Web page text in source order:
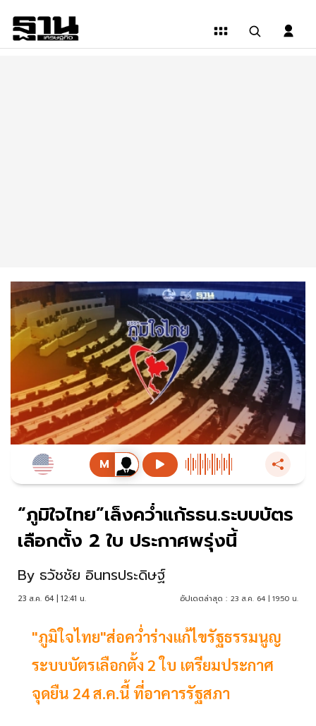
“ภูมิใจไทย”เล็งคว่ำแก้รธน.ระบบบัตร
เลือกตั้ง 2 ใบ ประกาศพรุ่งนี้
By ธวัชชัย อินทรประดิษฐ์
23 ส.ค. 64 | 12:41 น. อัปเดตล่าสุด : 23 ส.ค. 64 | 19:50 น.
"ภูมิใจไทย"ส่อคว่ำร่างแก้ไขรัฐธรรมนูญ
ระบบบัตรเลือกตั้ง 2 ใบ เตรียมประกาศ
จุดยืน 24 ส.ค.นี้ ที่อาคารรัฐสภา